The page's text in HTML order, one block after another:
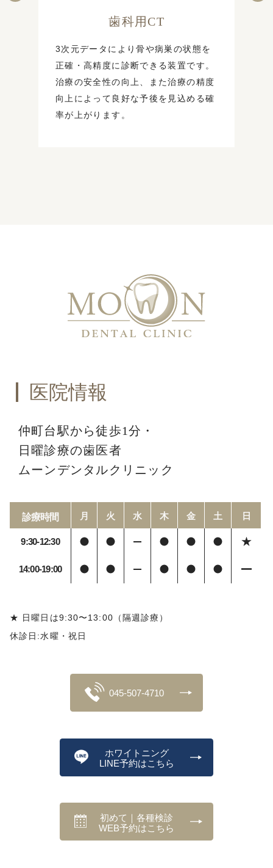
歯科用CT
3次元データにより骨や病巣の状態を
正確・高精度に診断できる装置です。
治療の安全性の向上、また治療の精度
向上によって良好な予後を見込める確
率が上がります。
医院情報
仲町台駅から徒歩1分・
日曜診療の歯医者
ムーンデンタルクリニック
診療時間 月 火 水 木 金 土 日
9:30-12:30
14:00-19:00
★ 日曜日は9:30〜13:00（隔週診療）
休診日:水曜・祝日
045-507-4710
ホワイトニング
LINE予約はこちら
初めて｜各種検診
WEB予約はこちら